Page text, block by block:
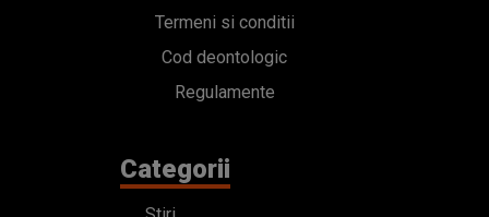
Termeni si conditii
Cod deontologic
Regulamente
Categorii